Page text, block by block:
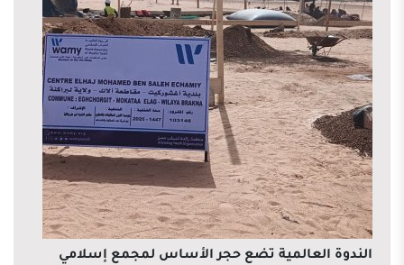
الندوة العالمية تضع حجر الأساس لمجمع إسلامي